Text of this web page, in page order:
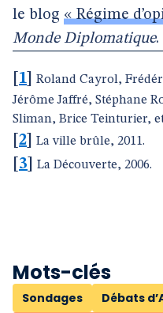
le blog « Régime
Monde Diplomatique.
1
Roland Cayrol,
Jérôme Jaffré, Stéphane
Sliman, Brice Teinturier,
2 La ville brûle, 2011.
3 La Découverte, 2006.
Mots-clés
Sondages Débats